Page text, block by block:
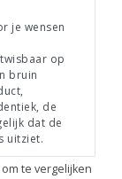
je wensen
op
bruin
de
dat de
uitziet.
te vergelijken